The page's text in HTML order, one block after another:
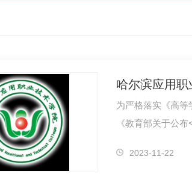
哈尔滨应用
为严格落实《高等
《教育部关于公
2023-11-22